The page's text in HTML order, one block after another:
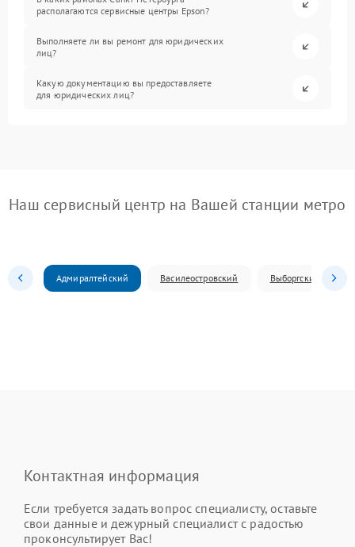
располагаются сервисные центры Epson?
Выполняете ли вы ремонт для юридических
лиц?
Какую документацию вы предоставляете
для юридических лиц?
Наш сервисный центр на Вашей станции метро
Адмиралтейский Василеостровский Выборгский
Контактная информация
Если требуется задать вопрос специалисту, оставьте
свои данные и дежурный специалист с радостью
проконсультирует Вас!